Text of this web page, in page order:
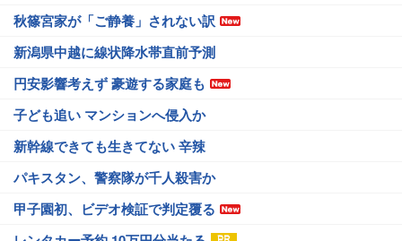
秋篠宮家が「ご静養」されない訳
新潟県中越に線状降水帯直前予測
円安影響考えず 豪遊する家庭も
子ども追い マンションへ侵入か
新幹線できても生きてない 辛辣
パキスタン、警察隊が千人殺害か
甲子園初、ビデオ検証で判定覆る